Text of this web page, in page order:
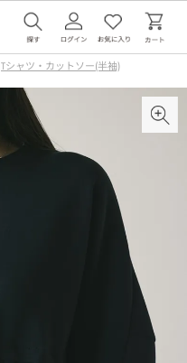
Tシャツ・カットソー(半袖)